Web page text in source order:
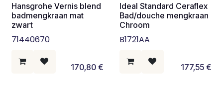
Hansgrohe Vernis blend
badmengkraan mat
zwart
71440670
170,80€
Ideal Standard Ceraflex
Bad/douche mengkraan
Chroom
B1721AA
177,55€